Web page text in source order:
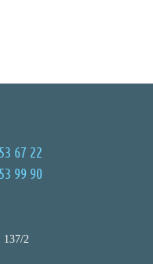
67 22
99 90
137/2